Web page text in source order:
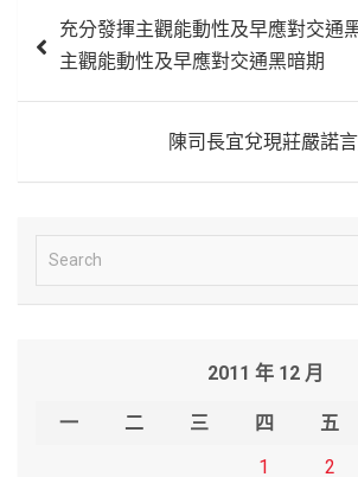
章
充分發揮主觀能動性及早應對交通
主觀能動性及早應對交通黑暗期
陳司長宜兌現莊嚴諾
e
2011 年 12 月
一 二 三 四 五
1
2